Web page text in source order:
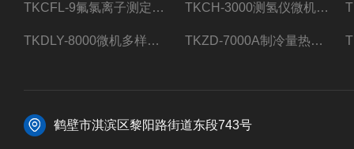
TKCFL-9氟氯离子测定仪自动煤质检测 TKCH-3000测氢仪微机氢元素测定煤质检测
TKDLY-8000微机多样测硫仪自动定硫仪化验室硫含量测定 TKZD-7000A制冷量热仪自动升降热值仪煤质检测
鹤壁市淇滨区黎阳路街道东段743号